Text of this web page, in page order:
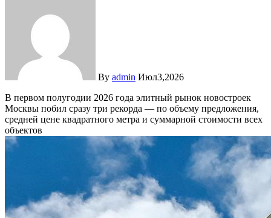
By admin Июл3,2026
В первом полугодии 2026 года элитный рынок новостроек
Москвы побил сразу три рекорда — по объему предложения,
средней цене квадратного метра и суммарной стоимости всех
объектов